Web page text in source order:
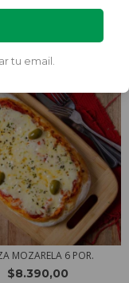
MOZARELA 6 POR.
$8.390,00
tu email.